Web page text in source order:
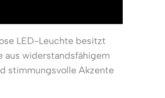
LED-Leuchte besitzt
aus widerstandsfähigem
stimmungsvolle Akzente